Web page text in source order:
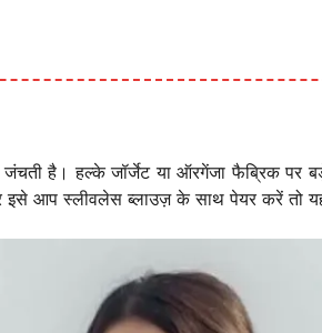
है। हल्के जॉर्जेट या ऑरगेंजा फैब्रिक पर
इसे आप स्लीवलेस ब्लाउज़ के साथ पेयर करें तो